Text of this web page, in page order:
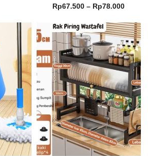
Rp67.500 – Rp78.000